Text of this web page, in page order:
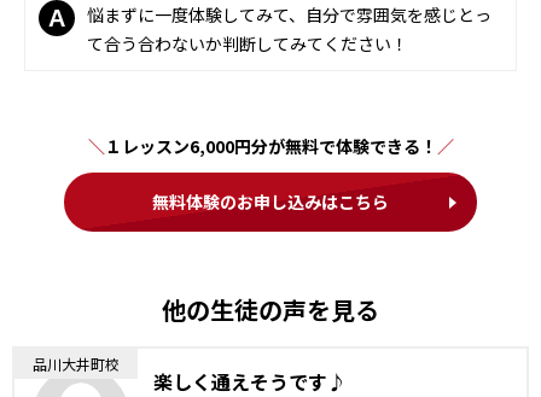
A
悩まずに一度体験してみて、自分で雰囲気を感じとっ
て合う合わないか判断してみてください！
１レッスン6,000円分が無料で体験できる！
無料体験のお申し込みはこちら
他の生徒の声を見る
品川大井町校
楽しく通えそうです♪